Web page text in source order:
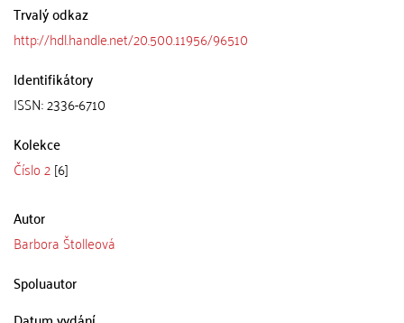
Trvalý odkaz
http://hdl.handle.net/20.500.11956/96510
Identifikátory
ISSN: 2336-6710
Kolekce
Číslo 2[6]
Autor
Barbora Štolleová
Spoluautor